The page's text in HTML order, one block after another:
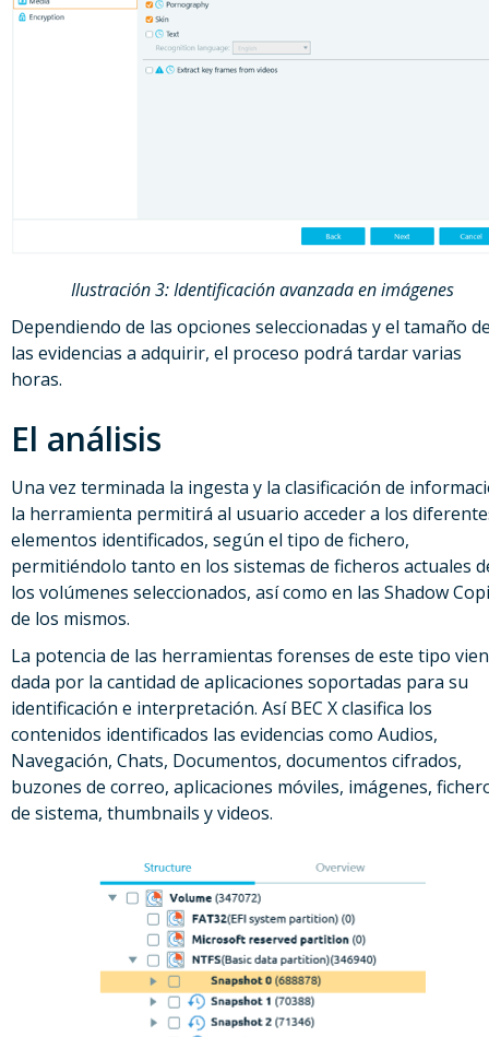
Ilustración 3: Identificación avanzada en imágenes
Dependiendo de las opciones seleccionadas y el tamaño
las evidencias a adquirir, el proceso podrá tardar varias
horas.
El análisis
Una vez terminada la ingesta y la clasificación de
la herramienta permitirá al usuario acceder a los
elementos identificados, según el tipo de fichero,
permitiéndolo tanto en los sistemas de ficheros actuales
los volúmenes seleccionados, así como en las Shadow
de los mismos.
La potencia de las herramientas forenses de este tipo
dada por la cantidad de aplicaciones soportadas para su
identificación e interpretación. Así BEC X clasifica los
contenidos identificados las evidencias como Audios,
Navegación, Chats, Documentos, documentos cifrados,
buzones de correo, aplicaciones móviles, imágenes,
de sistema, thumbnails y videos.